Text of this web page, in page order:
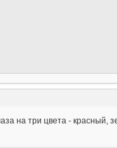
на три цвета - красный,